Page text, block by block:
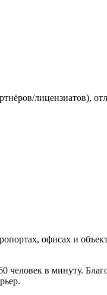
лицензиатов),
офисах и
человек в минуту.